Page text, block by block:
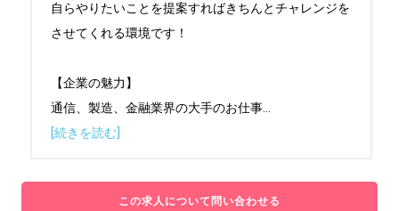
自らやりたいことを提案すればきちんとチャレンジを
させてくれる環境です！
【企業の魅力】
通信、製造、金融業界の大手のお仕事
[続きを読む]
この求人について問い合わせる